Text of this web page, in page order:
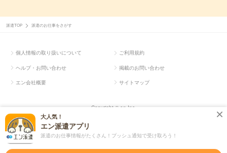
大人気！
エン派遣アプリ
派遣のお仕事情報がたくさん！プッシュ通知で受け取ろう！
派遣TOP 派遣のお仕事をさがす
個人情報の取り扱いについて ご利用規約
ヘルプ・お問い合わせ 掲載のお問い合わせ
エン会社概要 サイトマップ
Copyright © en Inc.